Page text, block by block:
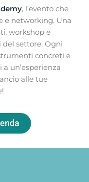
, l’evento che
e networking. Una
workshop e
settore. Ogni
concreti e
un’esperienza
alle tue